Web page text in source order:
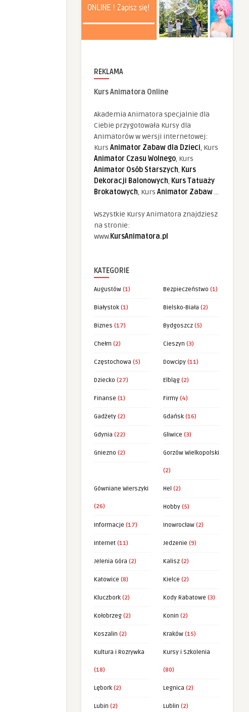
REKLAMA
Kurs Animatora Online
Akademia Animatora specjalnie dla
Ciebie przygotowała Kursy dla
Animatorów w wersji internetowej:
Kurs Animator Zabaw dla Dzieci, Kurs
Animator Czasu Wolnego, Kurs
Animator Osób Starszych, Kurs
Dekoracji Balonowych, Kurs Tatuaży
Brokatowych, Kurs Animator Zabaw...
Wszystkie Kursy Animatora znajdziesz
na stronie:
www.KursAnimatora.pl
KATEGORIE
Augustów (1) Bezpieczeństwo (1)
Białystok (1) Bielsko-Biała (2)
Biznes (17) Bydgoszcz (5)
Chełm (2) Cieszyn (3)
Częstochowa (5) Dowcipy (11)
Dziecko (27) Elbląg (2)
Finanse (1) Firmy (4)
Gadżety (2) Gdańsk (16)
Gdynia (22) Gliwice (3)
Gniezno (2) Gorzów Wielkopolski
(2)
Gówniane Wierszyki
(26)
Hel (2)
Hobby (5)
Informacje (17) Inowrocław (2)
Internet (11) Jedzenie (9)
Jelenia Góra (2) Kalisz (2)
Katowice (8) Kielce (2)
Kluczbork (2) Kody Rabatowe (3)
Kołobrzeg (2) Konin (2)
Koszalin (2) Kraków (15)
Kultura i Rozrywka
(18)
Kursy i Szkolenia
(80)
Lębork (2) Legnica (2)
Lubin (2) Lublin (2)